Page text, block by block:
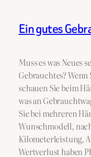
Ein gutes
Muss es was Neues
Gebrauchtes?
schauen Sie beim
was an
Sie bei mehreren
Wunschmodell,
Kilometerleistung,
Wertverlust haben